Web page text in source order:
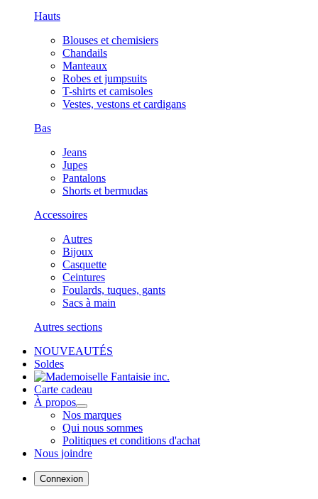
Hauts
Blouses et chemisiers
Chandails
Manteaux
Robes et jumpsuits
T-shirts et camisoles
Vestes, vestons et cardigans
Bas
Jeans
Jupes
Pantalons
Shorts et bermudas
Accessoires
Autres
Bijoux
Casquette
Ceintures
Foulards, tuques, gants
Sacs à main
Autres sections
NOUVEAUTÉS
Soldes
Carte cadeau
À propos
Nos marques
Qui nous sommes
Politiques et conditions d'achat
Nous joindre
Connexion